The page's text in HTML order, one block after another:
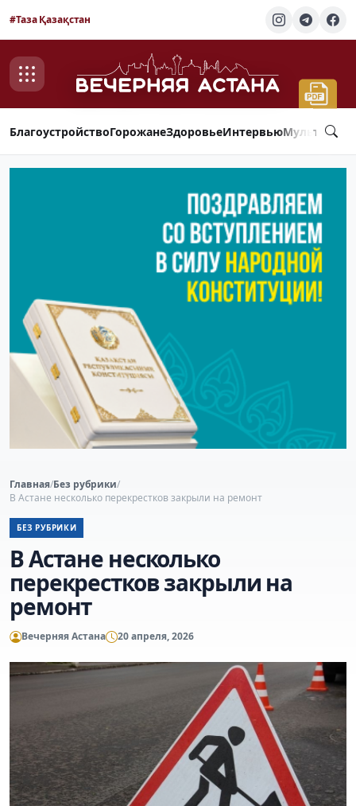
#Таза Қазақстан
БлагоустройствоГорожанеЗдоровьеИнтервью
Главная/Без рубрики/
В Астане несколько перекрестков закрыли на ремонт
БЕЗ РУБРИКИ
В Астане несколько
перекрестков закрыли на
ремонт
Вечерняя Астана 20 апреля, 2026